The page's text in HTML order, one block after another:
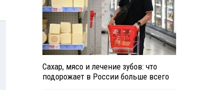
Сахар, мясо и лечение зубов: что
подорожает в России больше всего